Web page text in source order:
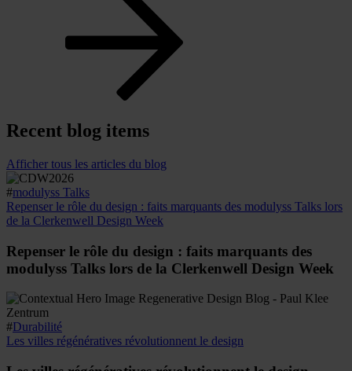
Recent blog items
Afficher tous les articles du blog
#modulyss Talks
Repenser le rôle du design : faits marquants des modulyss Talks lors
de la Clerkenwell Design Week
Repenser le rôle du design : faits marquants des
modulyss Talks lors de la Clerkenwell Design Week
#Durabilité
Les villes régénératives révolutionnent le design